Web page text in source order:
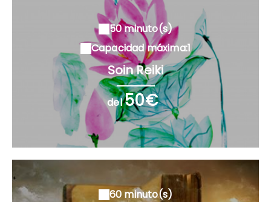
50 minuto(s)
Capacidad máxima:1
Soin Reiki
del50€
60 minuto(s)